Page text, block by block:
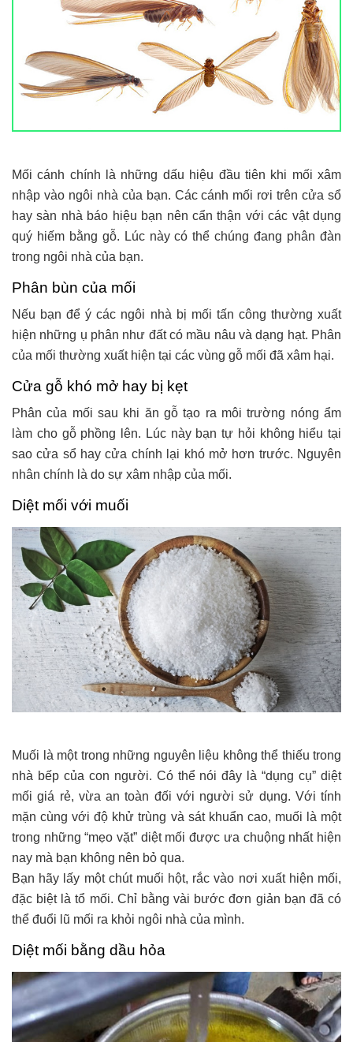
Mối cánh chính là những dấu hiệu đầu tiên khi mối xâm
nhập vào ngôi nhà của bạn. Các cánh mối rơi trên cửa sổ
hay sàn nhà báo hiệu bạn nên cẩn thận với các vật dụng
quý hiếm bằng gỗ. Lúc này có thể chúng đang phân đàn
trong ngôi nhà của bạn.
Phân bùn của mối
Nếu bạn để ý các ngôi nhà bị mối tấn công thường xuất
hiện những ụ phân như đất có mầu nâu và dạng hạt. Phân
của mối thường xuất hiện tại các vùng gỗ mối đã xâm hại.
Cửa gỗ khó mở hay bị kẹt
Phân của mối sau khi ăn gỗ tạo ra môi trường nóng ẩm
làm cho gỗ phồng lên. Lúc này bạn tự hỏi không hiểu tại
sao cửa sổ hay cửa chính lại khó mở hơn trước. Nguyên
nhân chính là do sự xâm nhập của mối.
Diệt mối với muối
Muối là một trong những nguyên liệu không thể thiếu trong
nhà bếp của con người. Có thể nói đây là “dụng cụ” diệt
mối giá rẻ, vừa an toàn đối với người sử dụng. Với tính
mặn cùng với độ khử trùng và sát khuẩn cao, muối là một
trong những “mẹo vặt” diệt mối được ưa chuộng nhất hiện
nay mà bạn không nên bỏ qua.
Bạn hãy lấy một chút muối hột, rắc vào nơi xuất hiện mối,
đặc biệt là tổ mối. Chỉ bằng vài bước đơn giản bạn đã có
thể đuổi lũ mối ra khỏi ngôi nhà của mình.
Diệt mối bằng dầu hỏa